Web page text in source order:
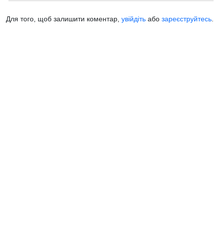
Для того, щоб залишити коментар, увійдіть або зареєструйтесь